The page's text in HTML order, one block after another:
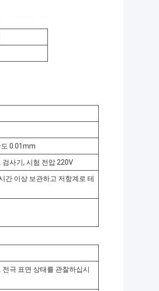
0.01mm
검사기, 시험 전압 220V
간 이상 보관하고 저항계로 테
극 표면 상태를 관찰하십시